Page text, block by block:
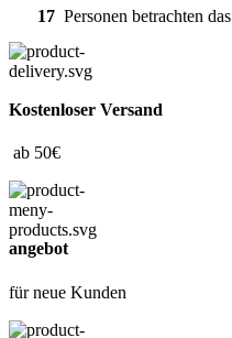
17 Personen betrachten
Kostenloser Versand
ab 50€
angebot
für neue Kunden